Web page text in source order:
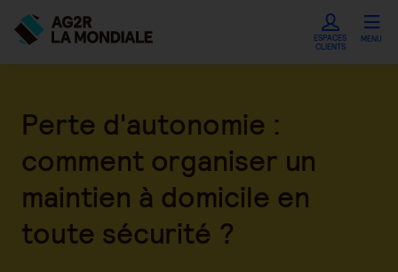
ESPACES
CLIENTS
MENU
Perte d'autonomie :
comment organiser un
maintien à domicile en
toute sécurité ?